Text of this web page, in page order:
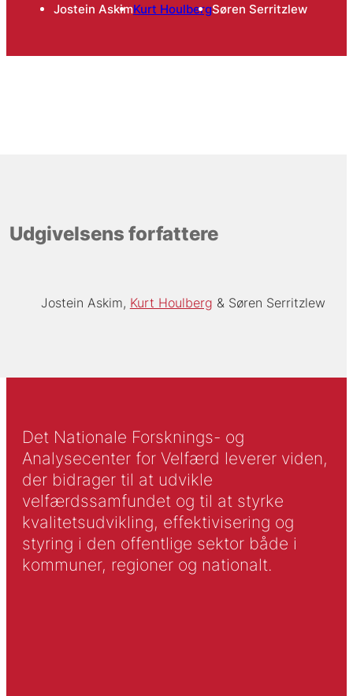
Jostein AskimKurt HoulbergSøren Serritzlew
Udgivelsens forfattere
Jostein Askim Kurt Houlberg Søren Serritzlew
Det Nationale Forsknings- og
Analysecenter for Velfærd leverer viden,
der bidrager til at udvikle
velfærdssamfundet og til at styrke
kvalitetsudvikling, effektivisering og
styring i den offentlige sektor både i
kommuner, regioner og nationalt.